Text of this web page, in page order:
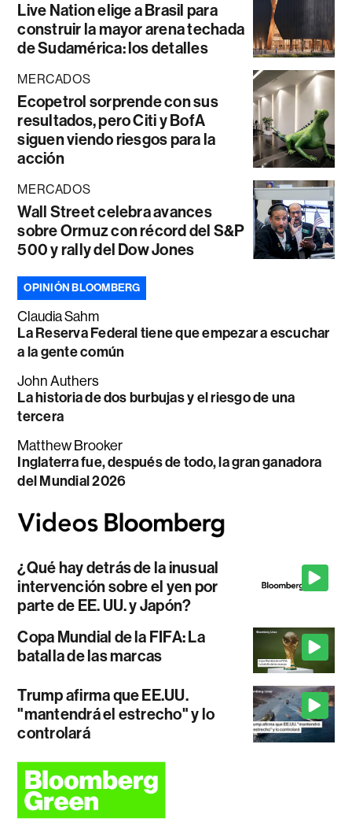
Live Nation elige a Brasil para
construir la mayor arena techada
de Sudamérica: los detalles
MERCADOS
Ecopetrol sorprende con sus
resultados, pero Citi y BofA
siguen viendo riesgos para la
acción
MERCADOS
Wall Street celebra avances
sobre Ormuz con récord del S&P
500 y rally del Dow Jones
OPINIÓN BLOOMBERG
Claudia Sahm
La Reserva Federal tiene que empezar a escuchar
a la gente común
John Authers
La historia de dos burbujas y el riesgo de una
tercera
Matthew Brooker
Inglaterra fue, después de todo, la gran ganadora
del Mundial 2026
¿Qué hay detrás de la inusual
intervención sobre el yen por
parte de EE. UU. y Japón?
Copa Mundial de la FIFA: La
batalla de las marcas
Trump afirma que EE.UU.
"mantendrá el estrecho" y lo
controlará